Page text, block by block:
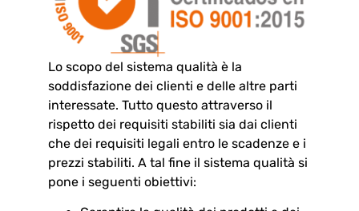
Lo scopo del sistema qualità è la
soddisfazione dei clienti e delle altre parti
interessate. Tutto questo attraverso il
rispetto dei requisiti stabiliti sia dai clienti
che dei requisiti legali entro le scadenze e i
prezzi stabiliti. A tal fine il sistema qualità si
pone i seguenti obiettivi: